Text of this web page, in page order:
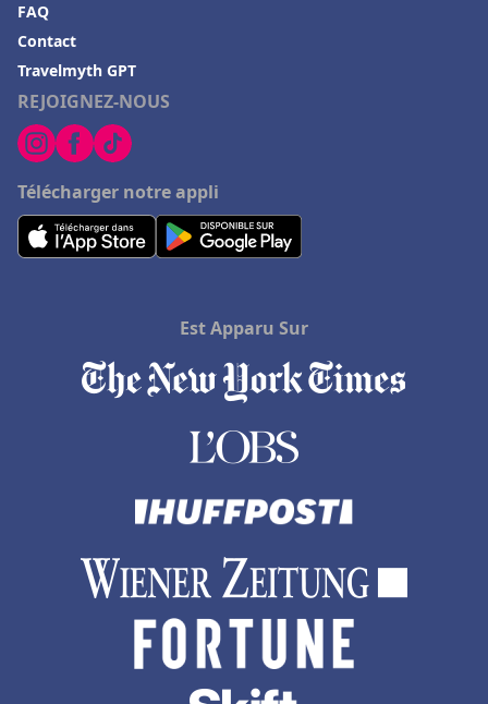
Hôtels à San Francisco
Hôtels à Saint-Emilion
Hôtels à Brantôme
Hôtels à Wissembourg
Hôtels en République dominicaine
Hôtels à Saint-Tropez
Hôtels à Noirmoutier
Hôtels à Ruffec
Hôtels dans le Jura
Hôtels à Merlimont
Hôtels à Sagone
REJOIGNEZ-NOUS
Télécharger notre appli
FAQ
Contact
Travelmyth GPT
Est Apparu Sur